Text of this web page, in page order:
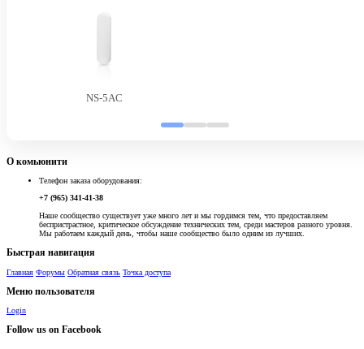
NS-5AC
О комьюнити
Телефон заказа оборудования:
+7 (965) 341-41-38
Наше сообщество существует уже много лет и мы гордимся тем, что предоставляем
беспристрастное, критическое обсуждение технических тем, среди мастеров разного уровня.
Мы работаем каждый день, чтобы наше сообщество было одним из лучших.
Быстрая навигация
Главная Форумы Обратная связь Точка доступа
Меню пользователя
Login
Follow us on Facebook